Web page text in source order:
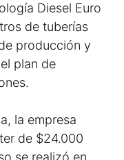
Diesel Euro
de tuberías
producción y
plan de
la empresa
de $24.000
se realizó en